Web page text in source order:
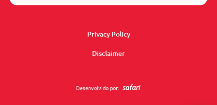
Privacy Policy
Disclaimer
Desenvolvido por: